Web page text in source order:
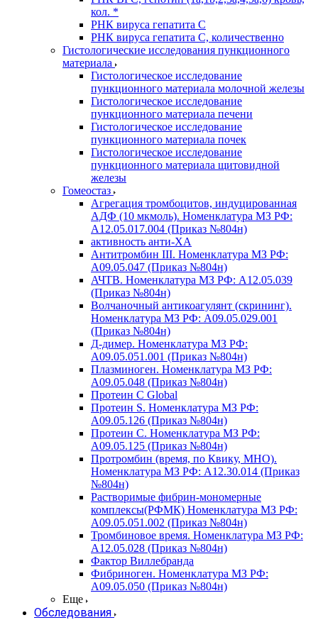
кол. *
РНК вируса гепатита C
РНК вируса гепатита C, количественно
Гистологические исследования пункционного
материала
Гистологическое исследование
пункционного материала молочной железы
Гистологическое исследование
пункционного материала печени
Гистологическое исследование
пункционного материала почек
Гистологическое исследование
пункционного материала щитовидной
железы
Гомеостаз
Агрегация тромбоцитов, индуцированная
АДФ (10 мкмоль). Номенклатура МЗ РФ:
A12.05.017.004 (Приказ №804н)
активность анти-ХА
Антитромбин III. Номенклатура МЗ РФ:
A09.05.047 (Приказ №804н)
АЧТВ. Номенклатура МЗ РФ: A12.05.039
(Приказ №804н)
Волчаночный антикоагулянт (скрининг).
Номенклатура МЗ РФ: A09.05.029.001
(Приказ №804н)
Д-димер. Номенклатура МЗ РФ:
A09.05.051.001 (Приказ №804н)
Плазминоген. Номенклатура МЗ РФ:
A09.05.048 (Приказ №804н)
Протеин C Global
Протеин S. Номенклатура МЗ РФ:
A09.05.126 (Приказ №804н)
Протеин С. Номенклатура МЗ РФ:
A09.05.125 (Приказ №804н)
Протромбин (время, по Квику, МНО).
Номенклатура МЗ РФ: A12.30.014 (Приказ
№804н)
Растворимые фибрин-мономерные
комплексы(РФМК) Номенклатура МЗ РФ:
A09.05.051.002 (Приказ №804н)
Тромбиновое время. Номенклатура МЗ РФ:
A12.05.028 (Приказ №804н)
Фактор Виллебранда
Фибриноген. Номенклатура МЗ РФ:
A09.05.050 (Приказ №804н)
Еще
Обследования